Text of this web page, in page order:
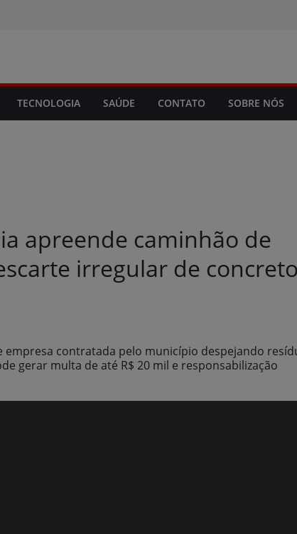
TECNOLOGIA SAÚDE CONTATO SOBRE NÓS
apreende caminhão de
irregular de concreto
empresa contratada pelo município despejando
gerar multa de até R$ 20 mil e responsabilização